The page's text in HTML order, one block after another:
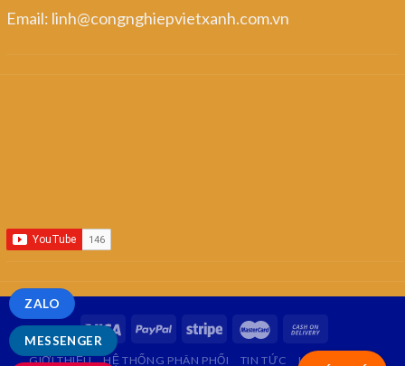
Email: linh@congnghiepvietxanh.com.vn
GIỚI THIỆU HỆ THỐNG PHÂN PHỐI TIN TỨC LIÊN HỆ
MESSENGER
ZALO